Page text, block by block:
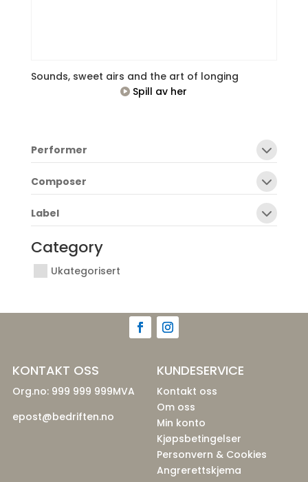
Sounds, sweet airs and the art of longing
Spill av her
Performer
Composer
Label
Category
Ukategorisert
KONTAKT OSS
Org.no: 999 999 999MVA
epost@bedriften.no
KUNDESERVICE
Kontakt oss
Om oss
Min konto
Kjøpsbetingelser
Personvern & Cookies
Angrerettskjema